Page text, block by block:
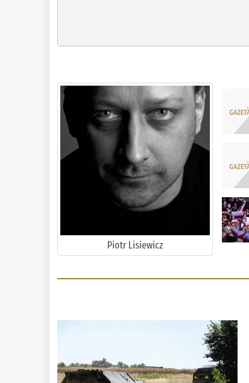
Piotr Lisiewicz